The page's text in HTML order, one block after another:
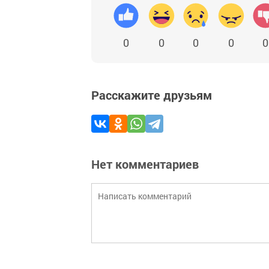
0 0 0 0 0
Расскажите друзьям
Нет комментариев